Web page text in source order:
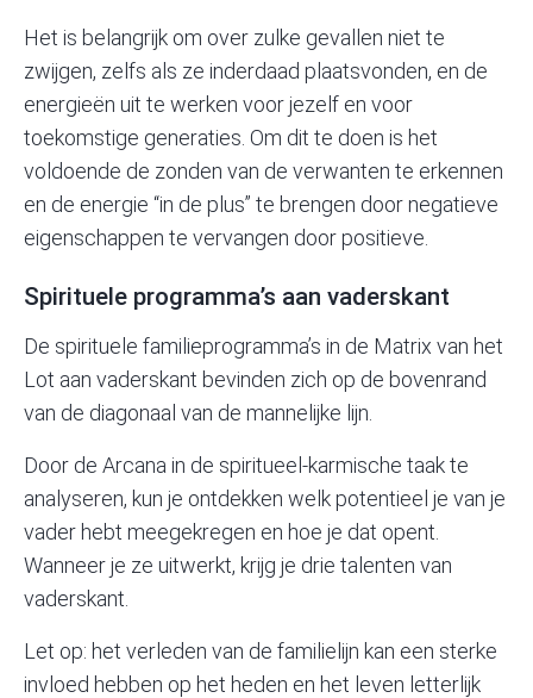
Het is belangrijk om over zulke gevallen niet te
zwijgen, zelfs als ze inderdaad plaatsvonden, en de
energieën uit te werken voor jezelf en voor
toekomstige generaties. Om dit te doen is het
voldoende de zonden van de verwanten te erkennen
en de energie “in de plus” te brengen door negatieve
eigenschappen te vervangen door positieve.
Spirituele programma’s aan vaderskant
De spirituele familieprogramma’s in de Matrix van het
Lot aan vaderskant bevinden zich op de bovenrand
van de diagonaal van de mannelijke lijn.
Door de Arcana in de spiritueel-karmische taak te
analyseren, kun je ontdekken welk potentieel je van je
vader hebt meegekregen en hoe je dat opent.
Wanneer je ze uitwerkt, krijg je drie talenten van
vaderskant.
Let op: het verleden van de familielijn kan een sterke
invloed hebben op het heden en het leven letterlijk